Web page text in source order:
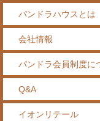
パンドラハウスとは
会社情報
パンドラ会員制度に
Q&A
イオンリテール